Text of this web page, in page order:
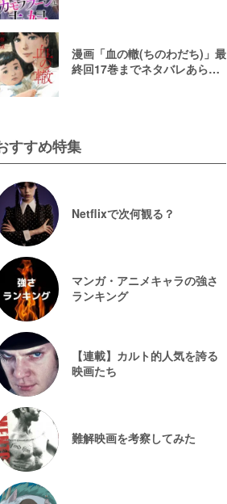
漫画「血の轍(ちのわだち)」最
終回17巻までネタバレあらす
すすめ特集
Netflixで次何観る？
マンガ・アニメキャラの強さ
ランキング
【連載】カルト的人気を誇る
映画たち
難解映画を考察してみた